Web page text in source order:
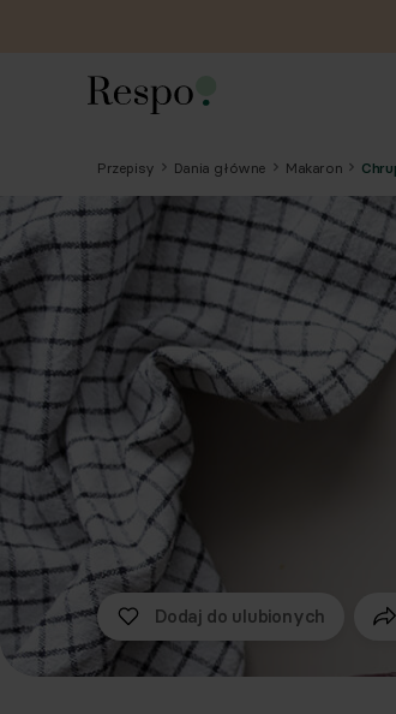
Przepisy Dania główne Makaron
Dodaj do ulubionych